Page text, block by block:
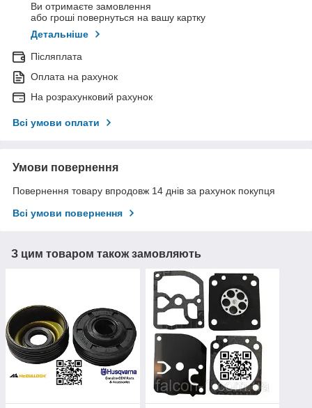
Ви отримаєте замовлення
або гроші повернуться на вашу картку
Детальніше
Післяплата
Оплата на рахунок
На розрахунковий рахунок
Всі умови оплати
Умови повернення
Повернення товару впродовж 14 днів за рахунок покупця
Всі умови повернення
З цим товаром також замовляють